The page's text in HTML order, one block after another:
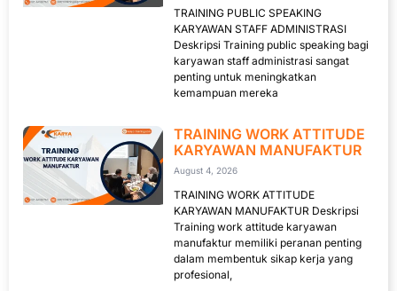
TRAINING PUBLIC SPEAKING
KARYAWAN STAFF ADMINISTRASI
Deskripsi Training public speaking bagi
karyawan staff administrasi sangat
penting untuk meningkatkan
kemampuan mereka
TRAINING WORK ATTITUDE
KARYAWAN MANUFAKTUR
August 4, 2026
TRAINING WORK ATTITUDE
KARYAWAN MANUFAKTUR Deskripsi
Training work attitude karyawan
manufaktur memiliki peranan penting
dalam membentuk sikap kerja yang
profesional,